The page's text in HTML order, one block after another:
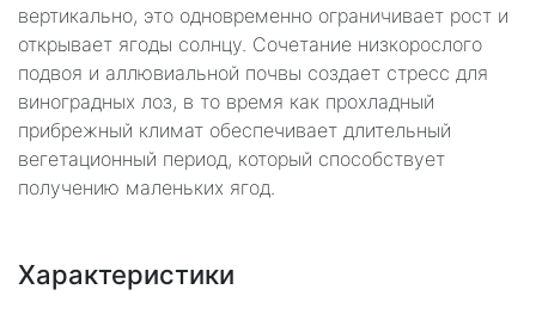
вертикально, это одновременно ограничивает рост и
открывает ягоды солнцу. Сочетание низкорослого
подвоя и аллювиальной почвы создает стресс для
виноградных лоз, в то время как прохладный
прибрежный климат обеспечивает длительный
вегетационный период, который способствует
получению маленьких ягод.
Характеристики